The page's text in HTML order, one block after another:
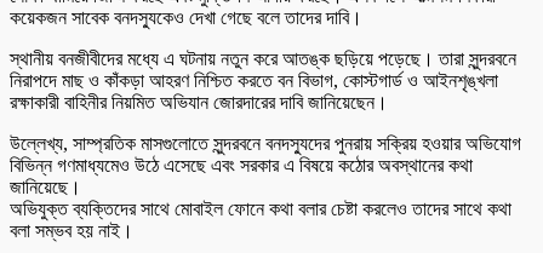
কয়েকজন সাবেক বনদস্যুকেও দেখা গেছে বলে তাদের দাবি।
স্থানীয় বনজীবীদের মধ্যে এ ঘটনায় নতুন করে আতঙ্ক ছড়িয়ে পড়েছে। তারা সুন্দরবনে
নিরাপদে মাছ ও কাঁকড়া আহরণ নিশ্চিত করতে বন বিভাগ, কোস্টগার্ড ও আইনশৃঙ্খলা
রক্ষাকারী বাহিনীর নিয়মিত অভিযান জোরদারের দাবি জানিয়েছেন।
উল্লেখ্য, সাম্প্রতিক মাসগুলোতে সুন্দরবনে বনদস্যুদের পুনরায় সক্রিয় হওয়ার অভিযোগ
বিভিন্ন গণমাধ্যমেও উঠে এসেছে এবং সরকার এ বিষয়ে কঠোর অবস্থানের কথা
জানিয়েছে।
অভিযুক্ত ব্যক্তিদের সাথে মোবাইল ফোনে কথা বলার চেষ্টা করলেও তাদের সাথে কথা
বলা সম্ভব হয় নাই।